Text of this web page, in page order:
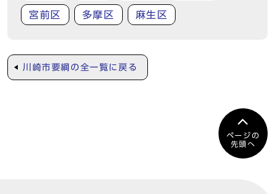
宮前区 多摩区 麻生区
川崎市要綱の全一覧に戻る
ページの
先頭へ